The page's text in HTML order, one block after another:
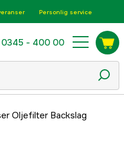
Personlig service
0345 - 400 00
Oljefilter Backslag